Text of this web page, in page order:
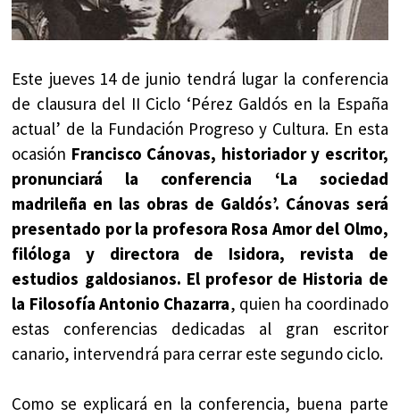
Este jueves 14 de junio tendrá lugar la conferencia
de clausura del II Ciclo ‘Pérez Galdós en la España
actual’ de la Fundación Progreso y Cultura. En esta
ocasión Francisco Cánovas, historiador y escritor,
pronunciará la conferencia ‘La sociedad
madrileña en las obras de Galdós’. Cánovas será
presentado por la profesora Rosa Amor del Olmo,
filóloga y directora de Isidora, revista de
estudios galdosianos. El profesor de Historia de
la Filosofía Antonio Chazarra, quien ha coordinado
estas conferencias dedicadas al gran escritor
canario, intervendrá para cerrar este segundo ciclo.
Como se explicará en la conferencia, buena parte